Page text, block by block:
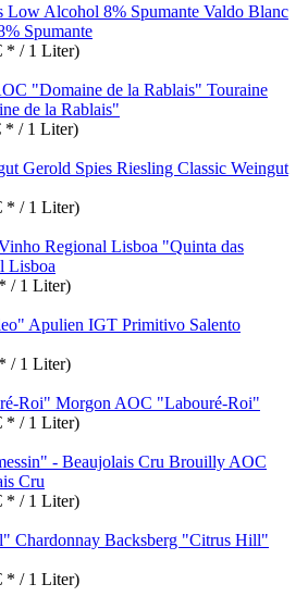
Valdo Blanc
Spumante
* / 1 Liter)
Touraine
de la Rablais"
* / 1 Liter)
Riesling Classic Weingut
* / 1 Liter)
"Quinta das
Lisboa
/ 1 Liter)
Primitivo Salento
/ 1 Liter)
Morgon AOC "Labouré-Roi"
* / 1 Liter)
Brouilly AOC
Cru
* / 1 Liter)
Backsberg "Citrus Hill"
* / 1 Liter)